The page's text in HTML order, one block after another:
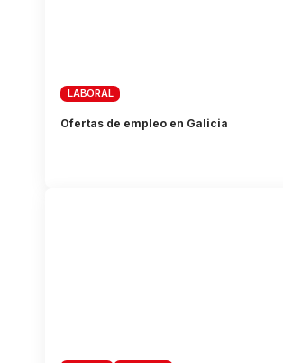
LABORAL
Ofertas de empleo en Galicia